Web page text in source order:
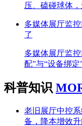
压、磕碰球体
多媒体展厅监
了
多媒体展厅监
配”与“设备绑
科普知识
老旧展厅中控
备，降本增效升